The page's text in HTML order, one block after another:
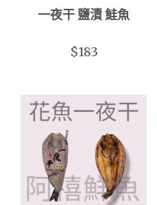
一夜干 鹽漬 鮭魚
$183